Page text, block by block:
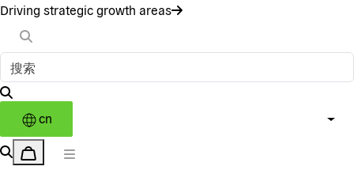
Driving strategic growth areas
cn